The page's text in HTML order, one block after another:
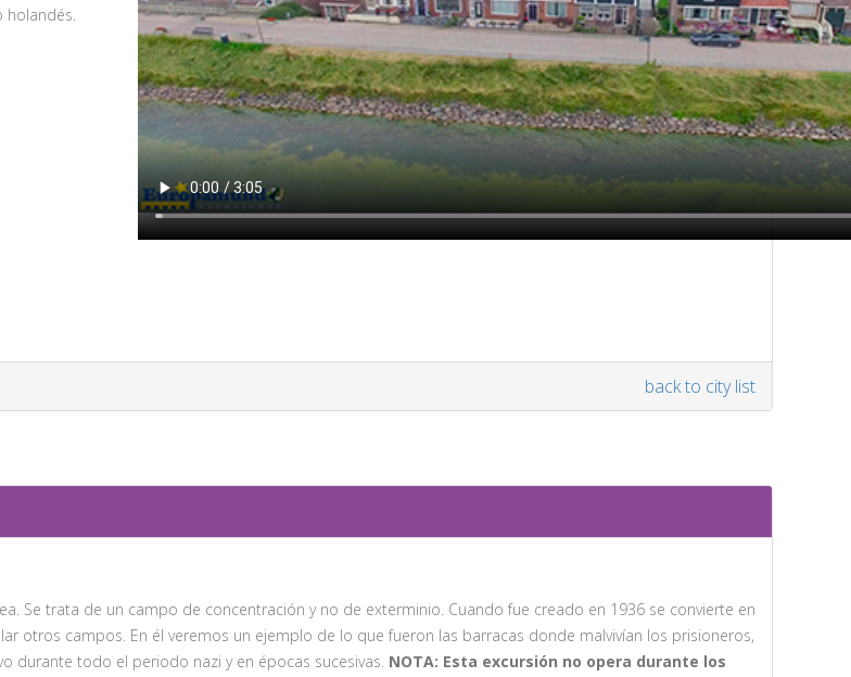
holandés.
back to city list
Se trata de un campo de concentración y no de exterminio. Cuando fue creado en 1936 se convierte en
otros campos. En él veremos un ejemplo de lo que fueron las barracas donde malvivían los prisioneros,
durante todo el periodo nazi y en épocas sucesivas. NOTA: Esta excursión no opera durante los